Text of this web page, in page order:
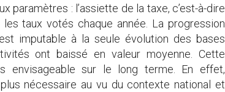
paramètres : l’assiette de la taxe, c’est-à-dire
taux votés chaque année. La progression
est imputable à la seule évolution des bases
ont baissé en valeur moyenne. Cette
envisageable sur le long terme. En effet,
nécessaire au vu du contexte national et